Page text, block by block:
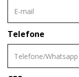
Telefone